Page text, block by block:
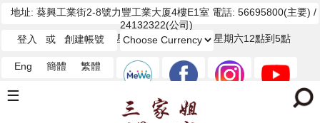
地址: 葵興工業街2-8號力豐工業大厦4樓E1室 電話: 56695800(主要) /
24132322(公司)
（葵興地鐵A出口）星期一至五12點到7點星期六12點到5點
登入 或 創建帳號
Eng 簡體 繁體
☰